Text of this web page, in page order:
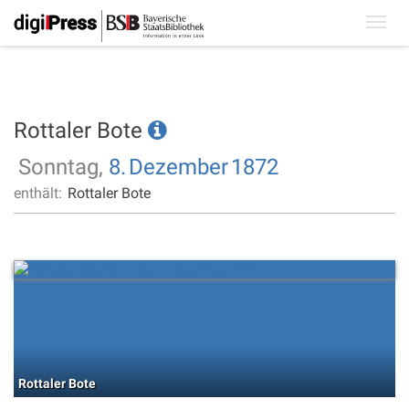
Rottaler Bote
Sonntag, 8. Dezember1872
enthält: Rottaler Bote
Rottaler Bote